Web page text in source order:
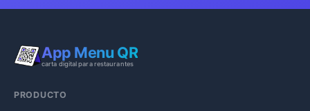
App Menu QR
carta digital para restaurantes
PRODUCTO